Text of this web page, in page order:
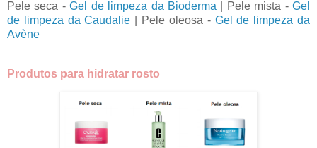
Pele seca -Gel de limpeza da Bioderma | Pele mista -Gel
de limpeza da Caudalie | Pele oleosa - Gel de limpeza da
Avène
Produtos para hidratar rosto